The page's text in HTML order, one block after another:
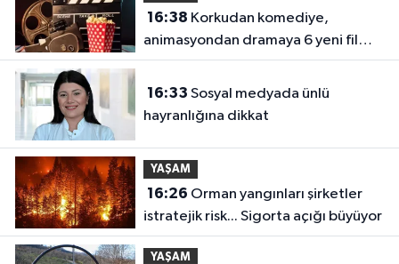
16:38
animasyondan dramaya 6 yeni film
vizyonda
16:33
hayranlığına dikkat
YAŞAM
16:26
istratejik risk... Sigorta açığı büyüyor
YAŞAM